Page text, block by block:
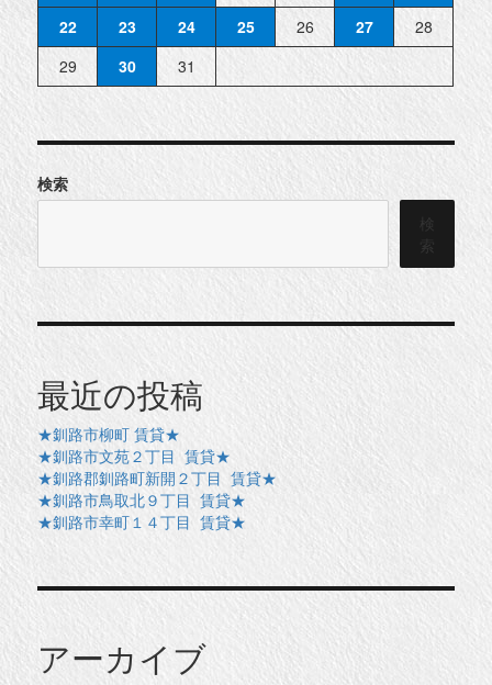
22
23 24 25 26 27
28
29
30 31
検索
検
索
最近の投稿
★釧路市柳町 賃貸★
★釧路市文苑２丁目 賃貸★
★釧路郡釧路町新開２丁目 賃貸★
★釧路市鳥取北９丁目 賃貸★
★釧路市幸町１４丁目 賃貸★
アーカイブ